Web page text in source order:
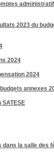
2023 du
2024
2024
annexes
dans la salle des